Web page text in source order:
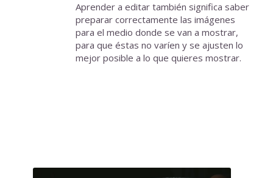
Aprender a editar también significa saber
preparar correctamente las imágenes
para el medio donde se van a mostrar,
para que éstas no varíen y se ajusten lo
mejor posible a lo que quieres mostrar.